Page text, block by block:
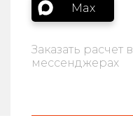
Max
Заказать расчет в
мессенджерах